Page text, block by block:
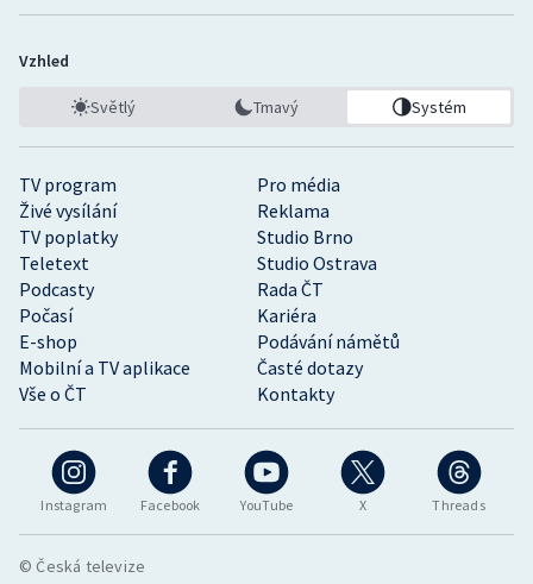
Instagram Facebook YouTube X Threads
TV program
Pro média
Živé vysílání
Reklama
TV poplatky
Studio Brno
Teletext
Studio Ostrava
Podcasty
Rada ČT
Počasí
Kariéra
E-shop
Podávání námětů
Mobilní a TV aplikace
Časté dotazy
Vše o ČT
Kontakty
Vzhled
Světlý Tmavý Systém
© Česká televize